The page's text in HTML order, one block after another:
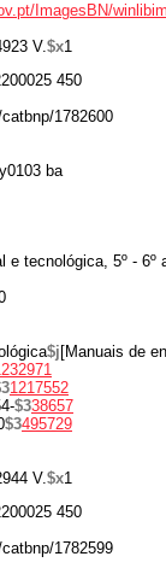
ImagesBN/
V.$x1
450
1782600
ba
e tecnológica, 5º - 6º
$j [Manuais de
1217552
$338657
$3495729
V.$x1
450
1782599